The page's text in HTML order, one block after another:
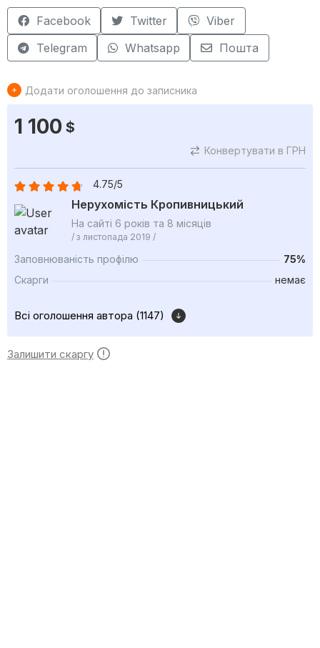
Facebook Twitter
Viber
Telegram
Whatsapp Пошта
Додати оголошення до записника
1 100 $
Конвертувати в ГРН
4.75/5
Нерухомість Кропивницький
На сайті 6 років та 8 місяців
/ з листопада 2019 /
Заповнюваність профілю
75%
Скарги
немає
Всі оголошення автора (1147)
Залишити скаргу